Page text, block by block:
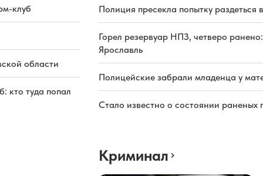
клуб
области
кто туда попал
Полиция пресекла попытку раздеться
Горел резервуар НПЗ, четверо
Ярославль
Полицейские забрали младенца у
Стало известно о состоянии
Криминал